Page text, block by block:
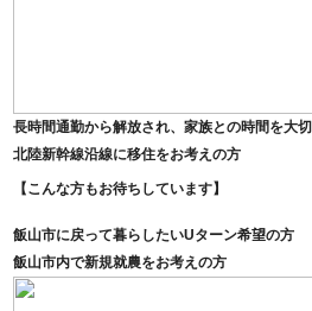
長時間通勤から解放され、家族との時間を大
北陸新幹線沿線に移住をお考えの方
【こんな方もお待ちしています】
飯山市に戻って暮らしたいUターン希望の方
飯山市内で新規就農をお考えの方